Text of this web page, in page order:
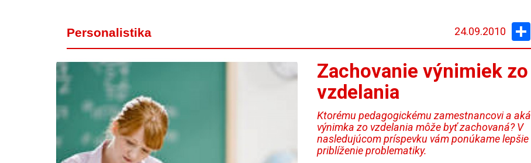
Personalistika 24.09.2010
Zachovanie výnimiek zo
vzdelania
Ktorému pedagogickému zamestnancovi a aká
výnimka zo vzdelania môže byť zachovaná? V
nasledujúcom príspevku vám ponúkame lepšie
priblíženie problematiky.